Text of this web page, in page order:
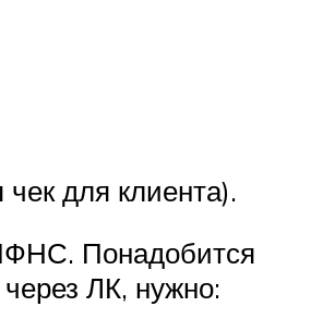
для клиента).
Понадобится
ЛК, нужно: